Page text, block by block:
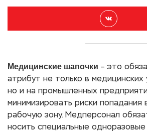
Медицинские шапочки – это
атрибут не только в медицинских
но и на промышленных
минимизировать риски попадания
рабочую зону. Медперсонал
носить специальные одноразовые